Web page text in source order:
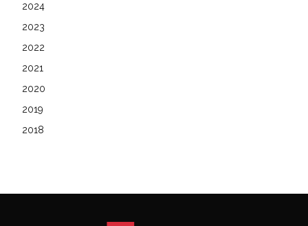
2024
2023
2022
2021
2020
2019
2018